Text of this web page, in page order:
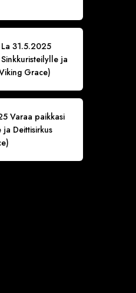
La 31.5.2025
ja
Grace)
Varaa paikkasi
Deittisirkus